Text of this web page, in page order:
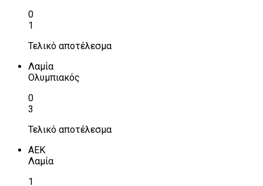
0
1
Τελικό αποτέλεσμα
Λαμία
Ολυμπιακός
0
3
Τελικό αποτέλεσμα
ΑΕΚ
Λαμία
1